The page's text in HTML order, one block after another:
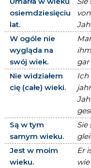
osiemdziesięciu
lat.
W ogóle nie
wygląda na
swój wiek.
gar
Nie widziałem
cię (całe) wieki.
Ich
Są w tym
samym wieku.
Sie
Jest w moim
wieku.
Er